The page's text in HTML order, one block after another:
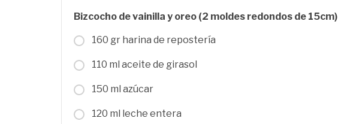
Bizcocho de vainilla y oreo (2 moldes redondos de 15cm)
160 gr harina de repostería
110 ml aceite de girasol
150 ml azúcar
120 ml leche entera